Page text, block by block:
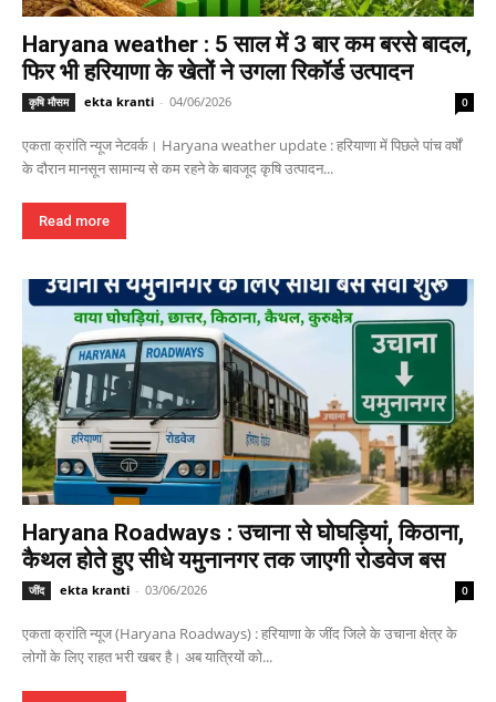
Haryana weather : 5 साल में 3 बार कम बरसे बादल,
फिर भी हरियाणा के खेतों ने उगला रिकॉर्ड उत्पादन
कृषि मौसम ekta kranti - 04/06/2026 0
एकता क्रांति न्यूज नेटवर्क। Haryana weather update : हरियाणा में पिछले पांच वर्षों
के दौरान मानसून सामान्य से कम रहने के बावजूद कृषि उत्पादन...
Read more
Haryana Roadways : उचाना से घोघड़ियां, किठाना,
कैथल होते हुए सीधे यमुनानगर तक जाएगी रोडवेज बस
जींद ekta kranti - 03/06/2026 0
एकता क्रांति न्यूज (Haryana Roadways) : हरियाणा के जींद जिले के उचाना क्षेत्र के
लोगों के लिए राहत भरी खबर है। अब यात्रियों को...